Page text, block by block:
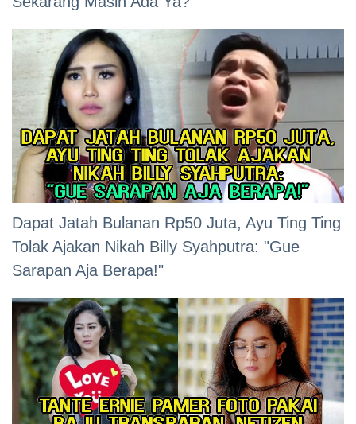
Dapat Jatah Bulanan Rp50 Juta, Ayu Ting Ting
Tolak Ajakan Nikah Billy Syahputra: "Gue
Sarapan Aja Berapa!"